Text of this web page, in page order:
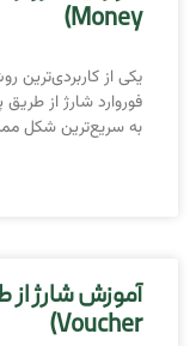
Money)
یکی از
فوروارد شارژ از
به سریع‌ترین شکل
Voucher)